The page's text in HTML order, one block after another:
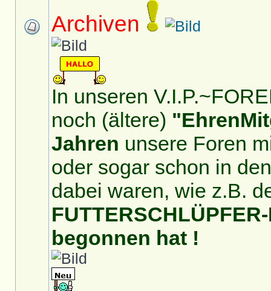
Archiven
In unseren
noch (ältere)
Jahren unsere Foren
oder sogar schon in
dabei waren, wie z.B.
begonnen hat !